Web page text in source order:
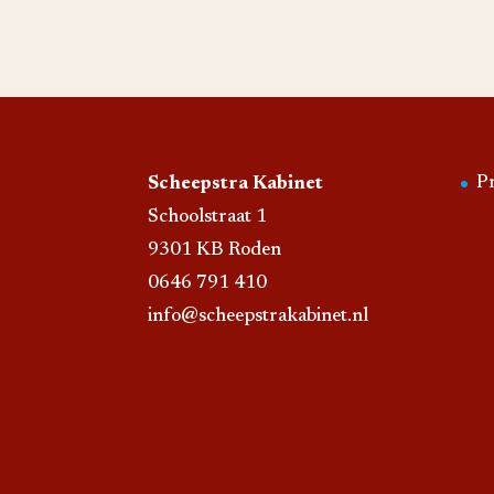
Scheepstra Kabinet
Schoolstraat 1
9301 KB Roden
0646 791 410
info@scheepstrakabinet.nl